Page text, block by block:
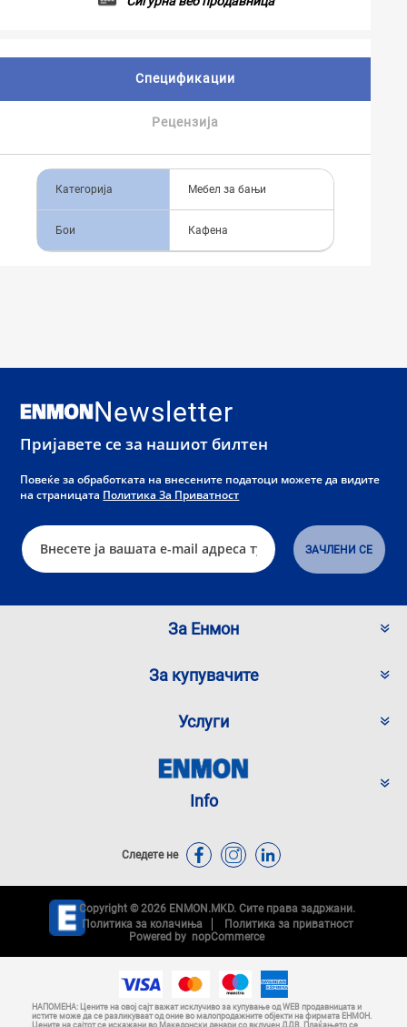
Спецификации
Рецензија
Категорија Мебел за бањи
Бои Кафена
Newsletter
Пријавете се за нашиот билтен
Повеќе за обработката на внесените податоци можете да видите
на страницата Политика За Приватност
За Енмон
За купувачите
Услуги
Info
Следете не
Copyright © 2026 ENMON.MKD. Сите права задржани.
Политика за колачиња
Политика за приватност
Powered by nopCommerce
НАПОМЕНА: Цените на овој сајт важат исклучиво за купување од WEB продавницата и
истите може да се разликуваат од оние во малопродажните објекти на фирмата ЕНМОН.
Цените на сајтот се искажани во Македонски денари со вклучен ДДВ. Плаќањето се